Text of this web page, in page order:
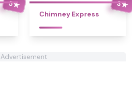
5★ 3★
Chimney Express
Advertisement